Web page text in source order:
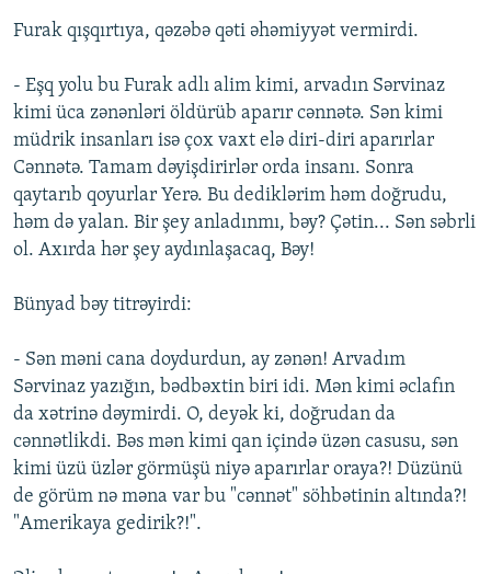
Furak qışqırtıya, qəzəbə qəti əhəmiyyət vermirdi.
- Eşq yolu bu Furak adlı alim kimi, arvadın Sərvinaz
kimi üca zənənləri öldürüb aparır cənnətə. Sən kimi
müdrik insanları isə çox vaxt elə diri-diri aparırlar
Cənnətə. Tamam dəyişdirirlər orda insanı. Sonra
qaytarıb qoyurlar Yerə. Bu dediklərim həm doğrudu,
həm də yalan. Bir şey anladınmı, bəy? Çətin... Sən səbrli
ol. Axırda hər şey aydınlaşacaq, Bəy!
Bünyad bəy titrəyirdi:
- Sən məni cana doydurdun, ay zənən! Arvadım
Sərvinaz yazığın, bədbəxtin biri idi. Mən kimi əclafın
da xətrinə dəymirdi. O, deyək ki, doğrudan da
cənnətlikdi. Bəs mən kimi qan içində üzən casusu, sən
kimi üzü üzlər görmüşü niyə aparırlar oraya?! Düzünü
de görüm nə məna var bu "cənnət" söhbətinin altında?!
"Amerikaya gedirik?!".